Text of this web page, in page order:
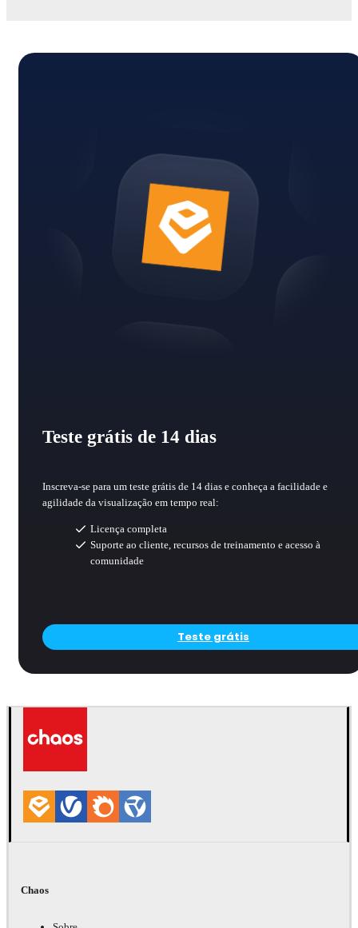
Teste grátis de 14 dias
Inscreva-se para um teste grátis de 14 dias e conheça a facilidade e
agilidade da visualização em tempo real:
Licença completa
Suporte ao cliente, recursos de treinamento e acesso à
comunidade
Teste grátis
Chaos